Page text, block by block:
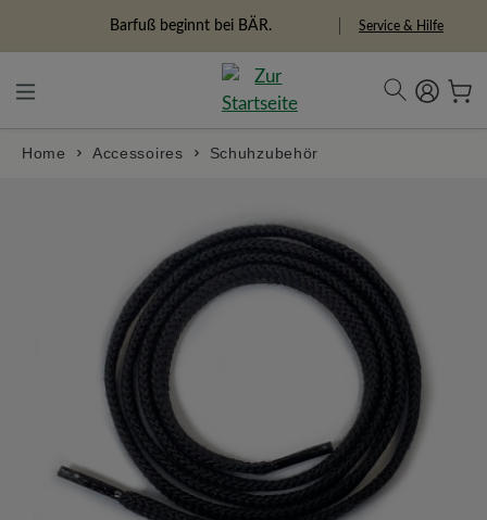
Freiheitspioniere Service & Hilfe
Home Accessoires Schuhzubehör